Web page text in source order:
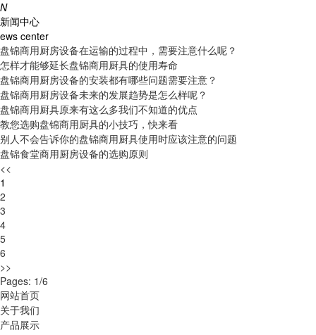
N
新闻中心
ews center
盘锦商用厨房设备在运输的过程中，需要注意什么呢？
怎样才能够延长盘锦商用厨具的使用寿命
盘锦商用厨房设备的安装都有哪些问题需要注意？
盘锦商用厨房设备未来的发展趋势是怎么样呢？
盘锦商用厨具原来有这么多我们不知道的优点
教您选购盘锦商用厨具的小技巧，快来看
别人不会告诉你的盘锦商用厨具使用时应该注意的问题
盘锦食堂商用厨房设备的选购原则
<<
1
2
3
4
5
6
>>
Pages: 1/6
网站首页
关于我们
产品展示